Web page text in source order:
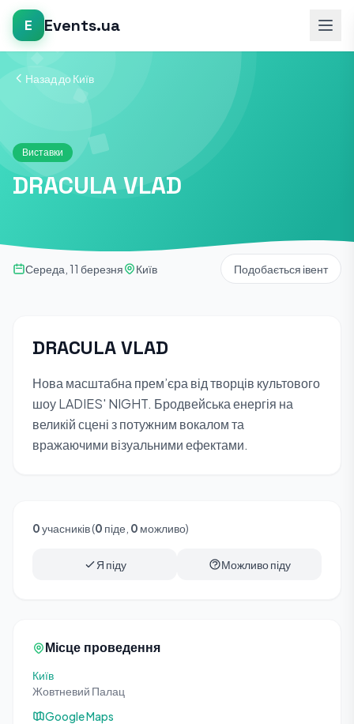
E Events.ua
Назад до Київ
Виставки
DRACULA VLAD
Середа, 11 березня Київ Подобається івент
DRACULA VLAD
Нова масштабна прем’єра від творців культового
шоу LADIES' NIGHT. Бродвейська енергія на
великій сцені з потужним вокалом та
вражаючими візуальними ефектами.
0учасників (0 піде, 0 можливо)
Я піду Можливо піду
Місце проведення
Київ
Жовтневий Палац
Google Maps